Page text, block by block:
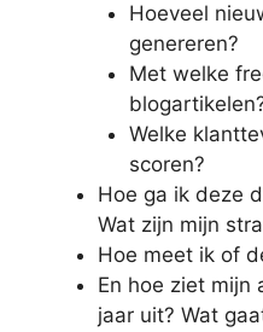
Hoeveel
genereren?
Met welke
Welke
scoren?
Hoe ga ik deze
Wat zijn mijn
Hoe meet ik of
En hoe ziet mijn
jaar uit? Wat